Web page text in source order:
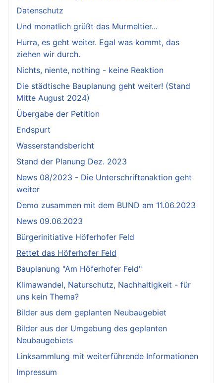
Datenschutz
Und monatlich grüßt das Murmeltier...
Hurra, es geht weiter. Egal was kommt, das
ziehen wir durch.
Nichts, niente, nothing - keine Reaktion
Die städtische Bauplanung geht weiter! (Stand
Mitte August 2024)
Übergabe der Petition
Endspurt
Wasserstandsbericht
Stand der Planung Dez. 2023
News 08/2023 - Die Unterschriftenaktion geht
weiter
Demo zusammen mit dem BUND am 11.06.2023
News 09.06.2023
Bürgerinitiative Höferhofer Feld
Rettet das Höferhofer Feld
Bauplanung "Am Höferhofer Feld"
Klimawandel, Naturschutz, Nachhaltigkeit - für
uns kein Thema?
Bilder aus dem geplanten Neubaugebiet
Bilder aus der Umgebung des geplanten
Neubaugebiets
Linksammlung mit weiterführende Informationen
Impressum